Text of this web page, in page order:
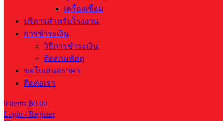
เครื่องเชื่อม
บริการสำหรับโรงงาน
การชำระเงิน
วิธีการชำระเงิน
ติดตามพัสดุ
ขอใบเสนอราคา
ติดต่อเรา
0 items ฿0.00
Login / Register